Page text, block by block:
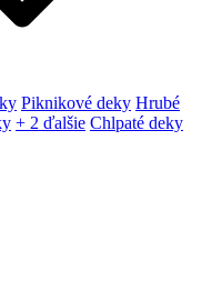
Piknikové deky Hrubé
+ 2 ďalšie Chlpaté deky